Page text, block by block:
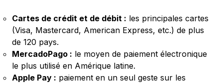
Cartes de crédit et de débit : les principales cartes
(Visa, Mastercard, American Express, etc.) de plus
de 120 pays.
MercadoPago : le moyen de paiement électronique
le plus utilisé en Amérique latine.
Apple Pay : paiement en un seul geste sur les